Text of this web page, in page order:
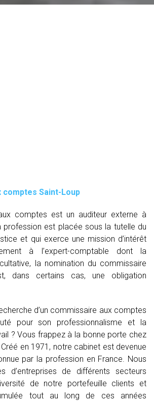
comptes Saint-Loup
comptes est un auditeur externe à
profession est placée sous la tutelle du
et qui exerce une mission d’intérêt
à l’expert-comptable dont la
la nomination du commissaire
dans certains cas, une obligation
d’un commissaire aux comptes
pour son professionnalisme et la
? Vous frappez à la bonne porte chez
en 1971, notre cabinet est devenue
par la profession en France. Nous
d’entreprises de différents secteurs
de notre portefeuille clients et
tout au long de ces années